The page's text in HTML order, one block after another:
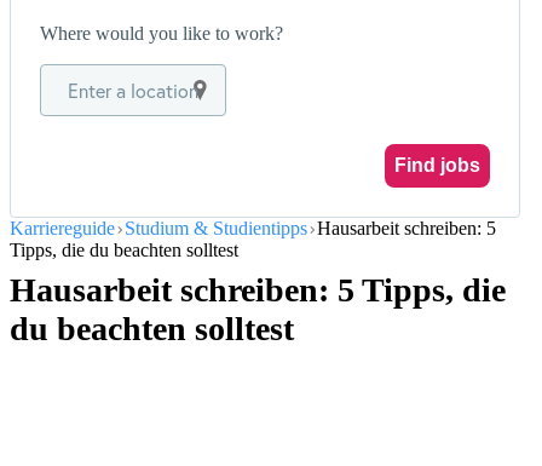
Where would you like to work?
Enter a location
Find jobs
Karriereguide Studium & Studientipps Hausarbeit schreiben: 5
Tipps, die du beachten solltest
Hausarbeit schreiben: 5 Tipps, die
du beachten solltest